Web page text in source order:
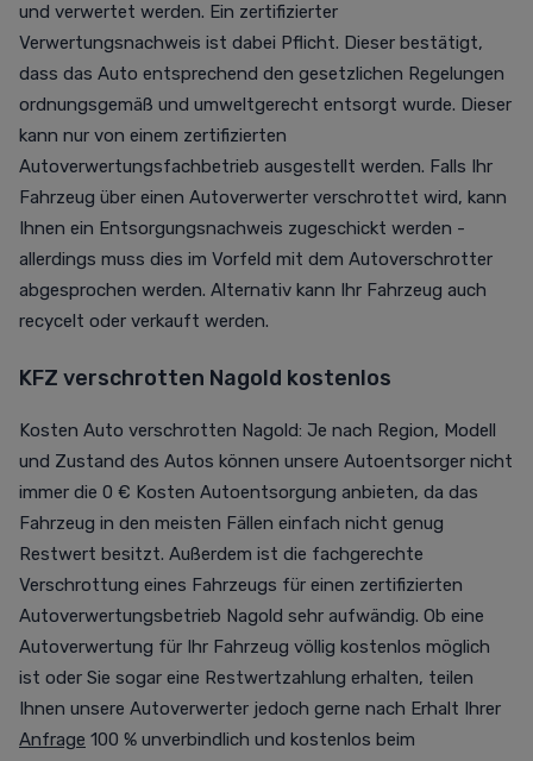
und verwertet werden. Ein zertifizierter
Verwertungsnachweis ist dabei Pflicht. Dieser bestätigt,
dass das Auto entsprechend den gesetzlichen Regelungen
ordnungsgemäß und umweltgerecht entsorgt wurde. Dieser
kann nur von einem zertifizierten
Autoverwertungsfachbetrieb ausgestellt werden. Falls Ihr
Fahrzeug über einen Autoverwerter verschrottet wird, kann
Ihnen ein Entsorgungsnachweis zugeschickt werden -
allerdings muss dies im Vorfeld mit dem Autoverschrotter
abgesprochen werden. Alternativ kann Ihr Fahrzeug auch
recycelt oder verkauft werden.
KFZ verschrotten Nagold kostenlos
Kosten Auto verschrotten Nagold: Je nach Region, Modell
und Zustand des Autos können unsere Autoentsorger nicht
immer die 0 € Kosten Autoentsorgung anbieten, da das
Fahrzeug in den meisten Fällen einfach nicht genug
Restwert besitzt. Außerdem ist die fachgerechte
Verschrottung eines Fahrzeugs für einen zertifizierten
Autoverwertungsbetrieb Nagold sehr aufwändig. Ob eine
Autoverwertung für Ihr Fahrzeug völlig kostenlos möglich
ist oder Sie sogar eine Restwertzahlung erhalten, teilen
Ihnen unsere Autoverwerter jedoch gerne nach Erhalt Ihrer
Anfrage 100 % unverbindlich und kostenlos beim